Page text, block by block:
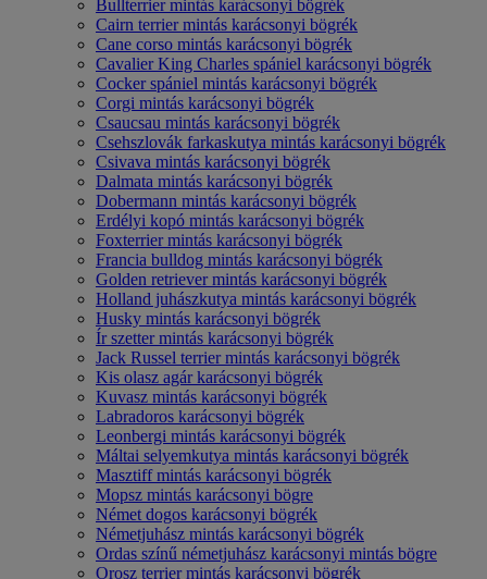
Bullterrier mintás karácsonyi bögrék
Cairn terrier mintás karácsonyi bögrék
Cane corso mintás karácsonyi bögrék
Cavalier King Charles spániel karácsonyi bögrék
Cocker spániel mintás karácsonyi bögrék
Corgi mintás karácsonyi bögrék
Csaucsau mintás karácsonyi bögrék
Csehszlovák farkaskutya mintás karácsonyi bögrék
Csivava mintás karácsonyi bögrék
Dalmata mintás karácsonyi bögrék
Dobermann mintás karácsonyi bögrék
Erdélyi kopó mintás karácsonyi bögrék
Foxterrier mintás karácsonyi bögrék
Francia bulldog mintás karácsonyi bögrék
Golden retriever mintás karácsonyi bögrék
Holland juhászkutya mintás karácsonyi bögrék
Husky mintás karácsonyi bögrék
Ír szetter mintás karácsonyi bögrék
Jack Russel terrier mintás karácsonyi bögrék
Kis olasz agár karácsonyi bögrék
Kuvasz mintás karácsonyi bögrék
Labradoros karácsonyi bögrék
Leonbergi mintás karácsonyi bögrék
Máltai selyemkutya mintás karácsonyi bögrék
Masztiff mintás karácsonyi bögrék
Mopsz mintás karácsonyi bögre
Német dogos karácsonyi bögrék
Németjuhász mintás karácsonyi bögrék
Ordas színű németjuhász karácsonyi mintás bögre
Orosz terrier mintás karácsonyi bögrék